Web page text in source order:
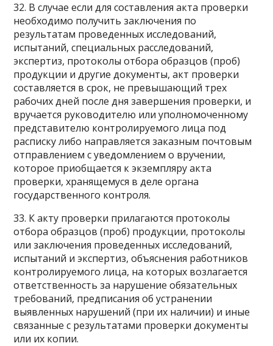
32. В случае если для составления акта проверки
необходимо получить заключения по
результатам проведенных исследований,
испытаний, специальных расследований,
экспертиз, протоколы отбора образцов (проб)
продукции и другие документы, акт проверки
составляется в срок, не превышающий трех
рабочих дней после дня завершения проверки, и
вручается руководителю или уполномоченному
представителю контролируемого лица под
расписку либо направляется заказным почтовым
отправлением с уведомлением о вручении,
которое приобщается к экземпляру акта
проверки, хранящемуся в деле органа
государственного контроля.
33. К акту проверки прилагаются протоколы
отбора образцов (проб) продукции, протоколы
или заключения проведенных исследований,
испытаний и экспертиз, объяснения работников
контролируемого лица, на которых возлагается
ответственность за нарушение обязательных
требований, предписания об устранении
выявленных нарушений (при их наличии) и иные
связанные с результатами проверки документы
или их копии.